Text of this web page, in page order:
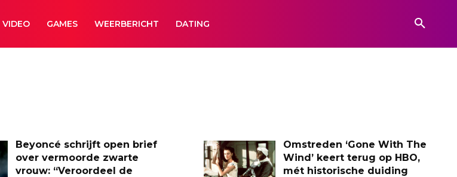
VIDEO GAMES WEERBERICHT DATING
Beyoncé schrijft open brief
over vermoorde zwarte
vrouw: “Veroordeel de
Omstreden ‘Gone With The
Wind’ keert terug op HBO,
mét historische duiding